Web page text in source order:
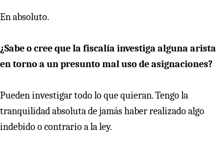
En absoluto.
¿Sabe o cree que la fiscalía investiga alguna arista
en torno a un presunto mal uso de asignaciones?
Pueden investigar todo lo que quieran. Tengo la
tranquilidad absoluta de jamás haber realizado algo
indebido o contrario a la ley.